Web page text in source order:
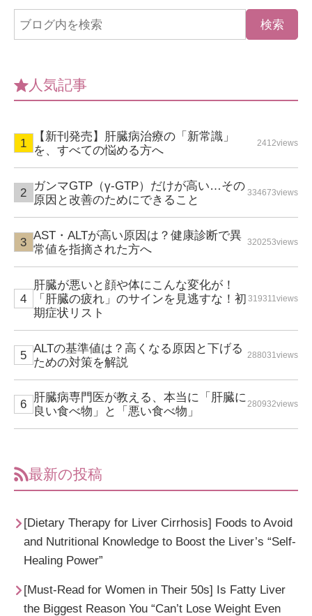
人気記事
【新刊発売】肝臓病治療の「新常識」
を、すべての悩める方へ
2412views
ガンマGTP（γ-GTP）だけが高い…その
原因と改善のためにできること
334673views
AST・ALTが高い原因は？健康診断で異
常値を指摘された方へ
320253views
肝臓が悪いと顔や体にこんな変化が！
「肝臓の疲れ」のサインを見逃すな！初
期症状リスト
319311views
ALTの基準値は？高くなる原因と下げる
ための対策を解説
288031views
肝臓病専門医が教える、本当に「肝臓に
良い食べ物」と「悪い食べ物」
280932views
最新の投稿
[Dietary Therapy for Liver Cirrhosis] Foods to Avoid
and Nutritional Knowledge to Boost the Liver’s “Self-
Healing Power”
[Must-Read for Women in Their 50s] Is Fatty Liver
the Biggest Reason You “Can’t Lose Weight Even